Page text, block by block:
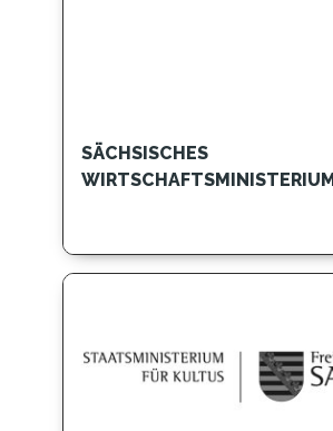
SÄCHSISCHES
WIRTSCHAFTSMINISTERIUM